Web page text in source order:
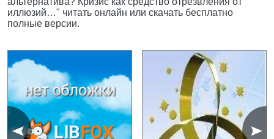
иллюзий…" читать онлайн или скачать бесплатно
полные версии.